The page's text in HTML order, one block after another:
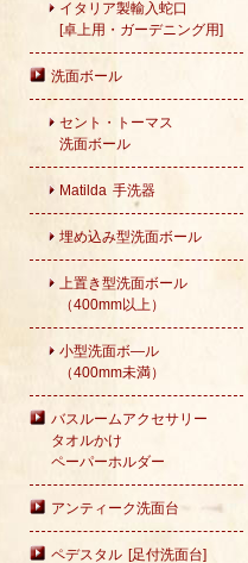
イタリア製輸入蛇口
[卓上用・ガーデニング用]
洗面ボール
セント・トーマス
洗面ボール
Matilda 手洗器
埋め込み型洗面ボール
上置き型洗面ボール
（400mm以上）
小型洗面ボ―ル
（400mm未満）
バスルームアクセサリー
タオルかけ
ペーパーホルダー
アンティーク洗面台
ペデスタル [足付洗面台]